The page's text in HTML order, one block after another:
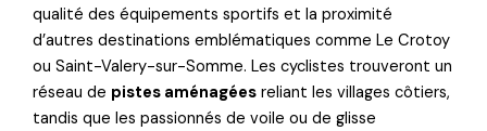
qualité des équipements sportifs et la proximité
d’autres destinations emblématiques comme Le Crotoy
ou Saint-Valery-sur-Somme. Les cyclistes trouveront un
réseau de pistes aménagées reliant les villages côtiers,
tandis que les passionnés de voile ou de glisse